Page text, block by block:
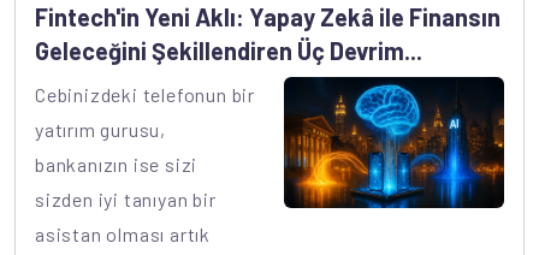
Fintech'in Yeni Aklı: Yapay Zekâ ile Finansın
Geleceğini Şekillendiren Üç Devrim...
Cebinizdeki telefonun bir
yatırım gurusu,
bankanızın ise sizi
sizden iyi tanıyan bir
asistan olması artık